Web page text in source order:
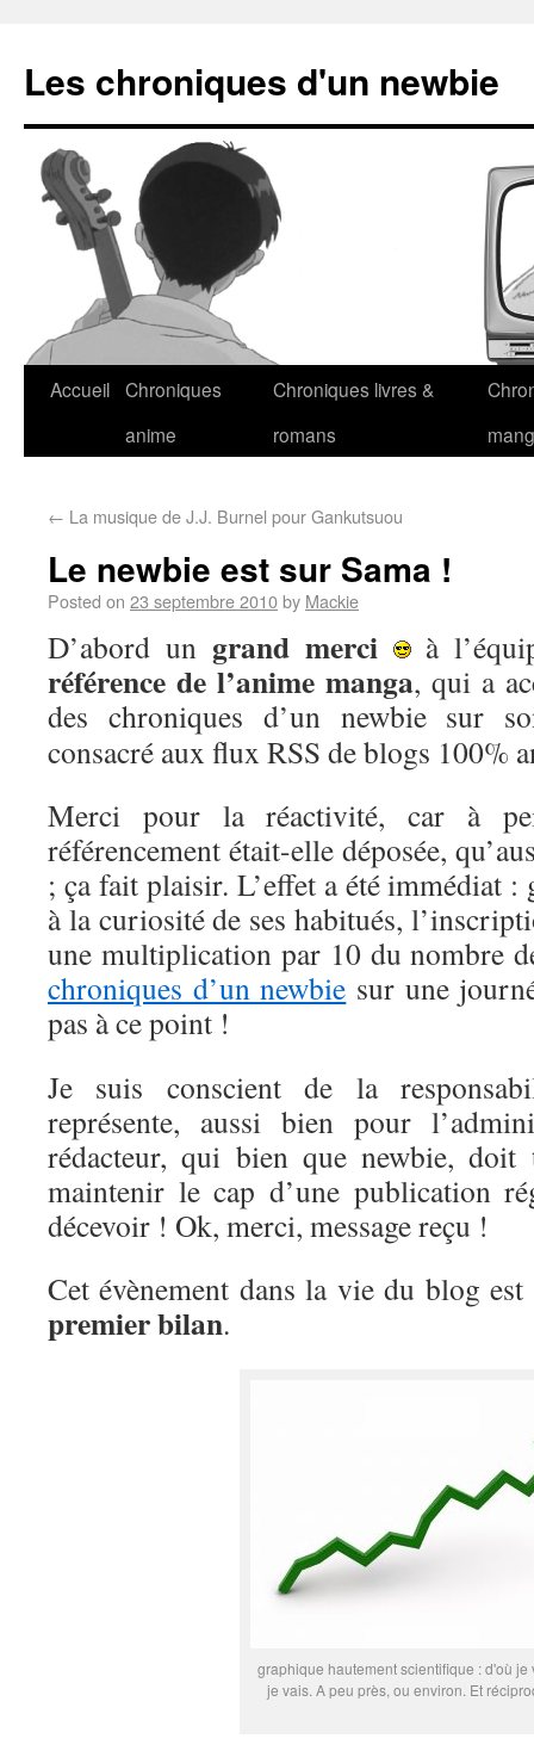
Les chroniques d'un newbie
Accueil Chroniques
anime
Chroniques livres &
romans
← La musique de J.J. Burnel pour Gankutsuou
Le newbie est sur Sama !
Posted on 23 septembre 2010by Mackie
D’abord un grand merci à
référence de l’anime manga, qui a
des chroniques d’un newbie sur
consacré aux flux RSS de blogs 100%
Merci pour la réactivité, car à
référencement était-elle déposée,
; ça fait plaisir. L’effet a été immédiat :
à la curiosité de ses habitués,
une multiplication par 10 du nombre
chroniques d’un newbie sur une
pas à ce point !
Je suis conscient de la
représente, aussi bien pour
rédacteur, qui bien que newbie, doit
maintenir le cap d’une publication
décevoir ! Ok, merci, message reçu !
Cet évènement dans la vie du blog
premier bilan.
graphique hautement scientifique : d'où je
je vais. A peu près, ou environ. Et